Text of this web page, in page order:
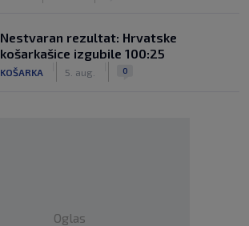
Nestvaran rezultat: Hrvatske
košarkašice izgubile 100:25
KOŠARKA 5. aug. 0
Oglas